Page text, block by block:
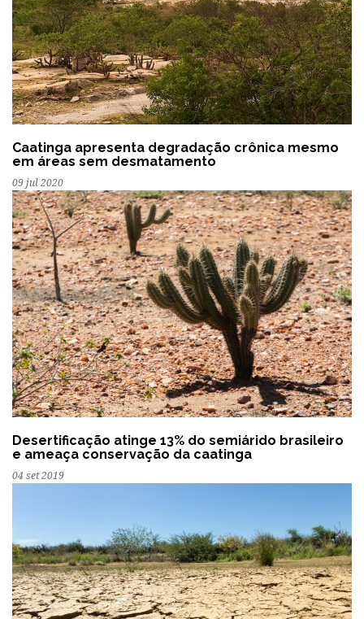
Caatinga apresenta degradação crônica mesmo
em áreas sem desmatamento
09 jul 2020
Desertificação atinge 13% do semiárido brasileiro
e ameaça conservação da caatinga
04 set 2019